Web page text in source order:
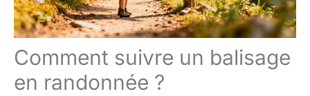
Comment suivre un balisage
en randonnée ?